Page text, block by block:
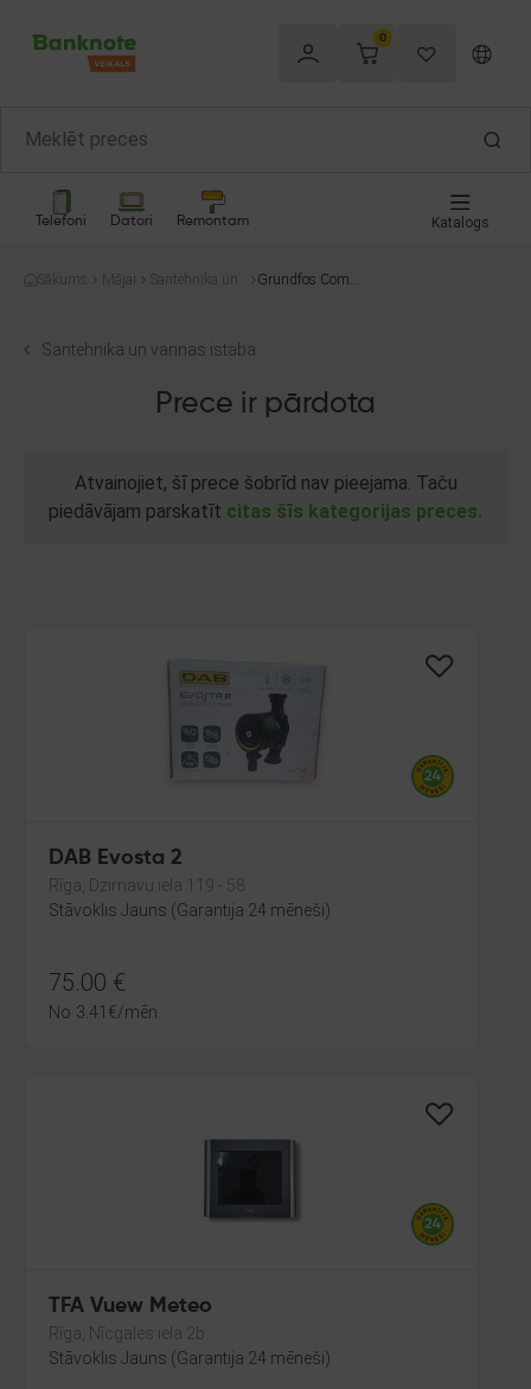
0
Telefoni Datori Remontam Katalogs
Sākums Mājai
Santehnika un v
Grundfos Comfo
Santehnika un vannas istaba
Prece ir pārdota
Atvainojiet, šī prece šobrīd nav pieejama. Taču
piedāvājam parskatīt citas šīs kategorijas preces.
DAB Evosta 2
Rīga, Dzirnavu iela 119 - 58
Stāvoklis Jauns (Garantija 24 mēneši)
75.00 €
No 3.41 €/mēn.
TFA Vuew Meteo
Rīga, Nīcgales iela 2b
Stāvoklis Jauns (Garantija 24 mēneši)